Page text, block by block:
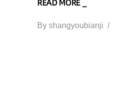
READ MORE _
By shangyoubianji